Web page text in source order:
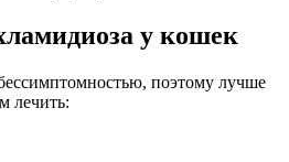
у кошек
поэтому лучше
лечить: